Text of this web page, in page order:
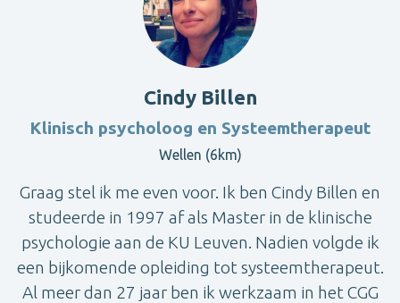
Cindy Billen
Klinisch psycholoog en Systeemtherapeut
Wellen (6km)
Graag stel ik me even voor. Ik ben Cindy Billen en
studeerde in 1997 af als Master in de klinische
psychologie aan de KU Leuven. Nadien volgde ik
een bijkomende opleiding tot systeemtherapeut.
Al meer dan 27 jaar ben ik werkzaam in het CGG